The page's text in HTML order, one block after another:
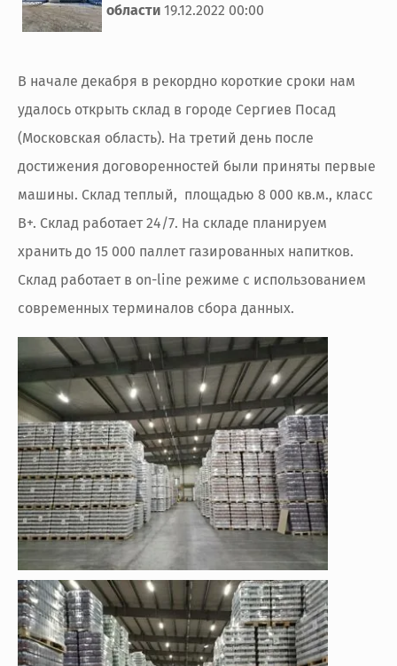
области 19.12.2022 00:00
В начале декабря в рекордно короткие сроки нам
удалось открыть склад в городе Сергиев Посад
(Московская область). На третий день после
достижения договоренностей были приняты первые
машины. Склад теплый, площадью 8 000 кв.м., класс
В+. Склад работает 24/7. На складе планируем
хранить до 15 000 паллет газированных напитков.
Склад работает в on-line режиме с использованием
современных терминалов сбора данных.